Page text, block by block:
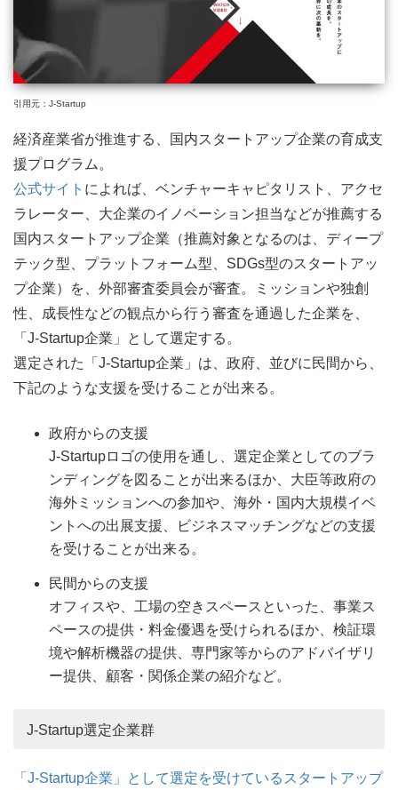
引用元：J-Startup
経済産業省が推進する、国内スタートアップ企業の育成支
援プログラム。
公式サイト によれば、ベンチャーキャピタリスト、アクセ
ラレーター、大企業のイノベーション担当などが推薦する
国内スタートアップ企業（推薦対象となるのは、ディープ
テック型、プラットフォーム型、SDGs型のスタートアッ
プ企業）を、外部審査委員会が審査。ミッションや独創
性、成長性などの観点から行う審査を通過した企業を、
「J-Startup企業」として選定する。
選定された「J-Startup企業」は、政府、並びに民間から、
下記のような支援を受けることが出来る。
政府からの支援
J-Startupロゴの使用を通し、選定企業としてのブラ
ンディングを図ることが出来るほか、大臣等政府の
海外ミッションへの参加や、海外・国内大規模イベ
ントへの出展支援、ビジネスマッチングなどの支援
を受けることが出来る。
民間からの支援
オフィスや、工場の空きスペースといった、事業ス
ペースの提供・料金優遇を受けられるほか、検証環
境や解析機器の提供、専門家等からのアドバイザリ
ー提供、顧客・関係企業の紹介など。
J-Startup選定企業群
「J-Startup企業」として選定を受けているスタートアップ